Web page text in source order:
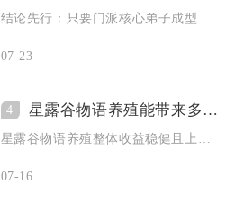
结论先行：只要门派核心弟子成型、日常资源储备充足，深入敌后的...
07-23
4 星露谷物语养殖能带来多少收益
07-16